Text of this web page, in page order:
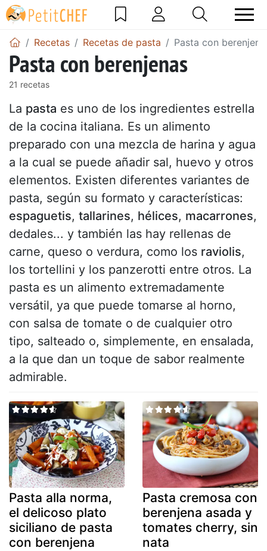
Recetas Recetas de pasta Pasta con
Pasta con berenjenas
21 recetas
La pasta es uno de los ingredientes estrella
de la cocina italiana. Es un alimento
preparado con una mezcla de harina y agua
a la cual se puede añadir sal, huevo y otros
elementos. Existen diferentes variantes de
pasta, según su formato y características:
espaguetis, tallarines, hélices, macarrones,
dedales... y también las hay rellenas de
carne, queso o verdura, como los raviolis,
los tortellini y los panzerotti entre otros. La
pasta es un alimento extremadamente
versátil, ya que puede tomarse al horno,
con salsa de tomate o de cualquier otro
tipo, salteado o, simplemente, en ensalada,
a la que dan un toque de sabor realmente
admirable.
Pasta alla norma,
el delicoso plato
siciliano de pasta
con berenjena
Pasta cremosa con
berenjena asada y
tomates cherry, sin
nata